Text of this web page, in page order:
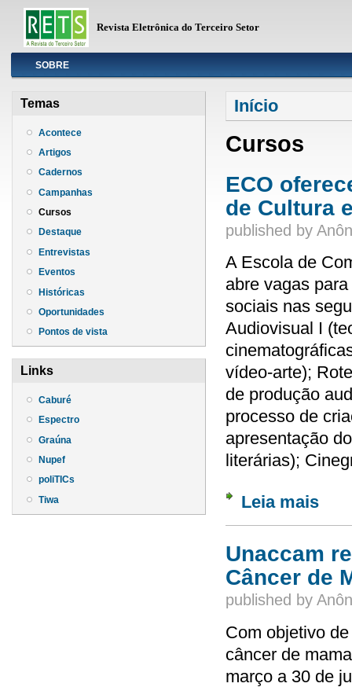
Revista Eletrônica do Terceiro Setor
InfoSOBRE
Temas
Acontece
Artigos
Cadernos
Campanhas
Cursos
Destaque
Entrevistas
Eventos
Históricas
Oportunidades
Pontos de vista
Links
Caburé
Espectro
Graúna
Nupef
poliTICs
Tiwa
Você está aqui
Início
Cursos
ECO
de Cultura
published by
A Escola de
abre vagas
sociais nas
Audiovisual I
vídeo-arte);
de produção
processo de
apresentação
literárias);
Leia mais
Unaccam
Câncer de
published by
Com objetivo
câncer de
março a 30 de